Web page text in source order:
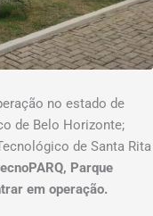
no estado de
de Belo Horizonte;
de Santa Rita
Parque
em operação.